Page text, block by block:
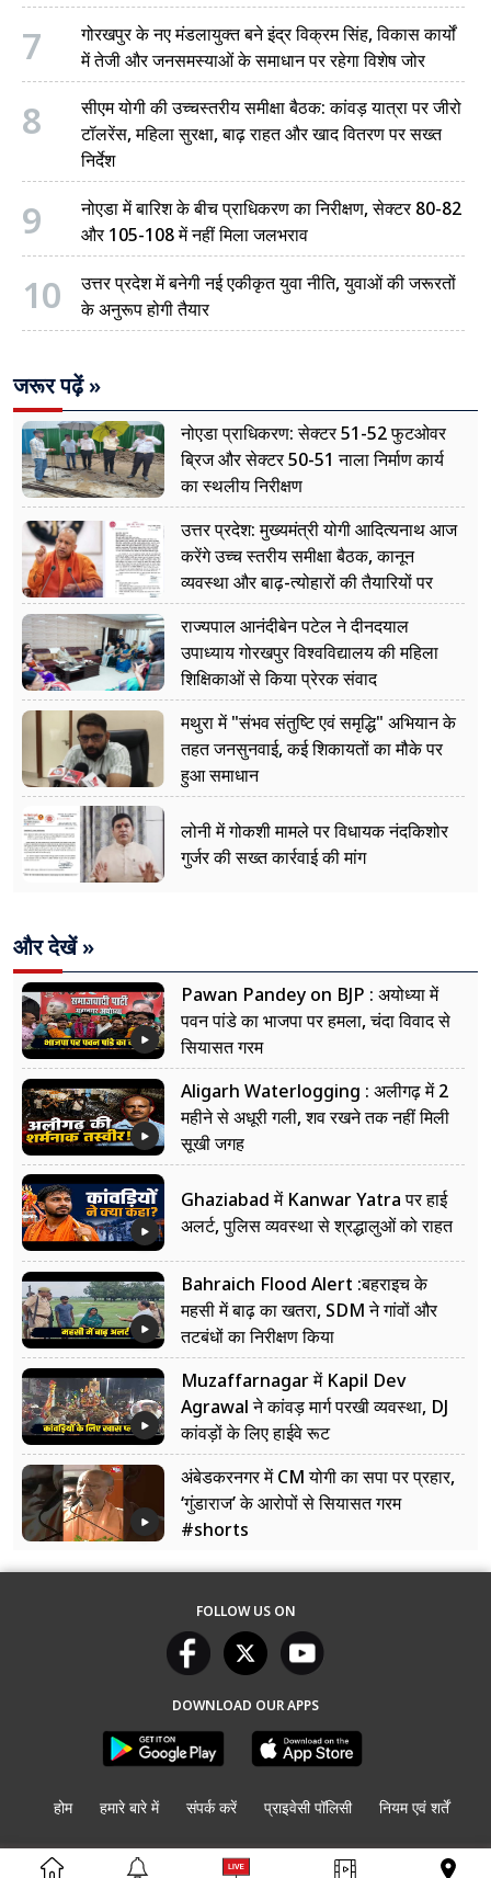
7
गोरखपुर के नए मंडलायुक्त बने इंद्र विक्रम सिंह, विकास कार्यों
में तेजी और जनसमस्याओं के समाधान पर रहेगा विशेष जोर
8
सीएम योगी की उच्चस्तरीय समीक्षा बैठक: कांवड़ यात्रा पर जीरो
टॉलरेंस, महिला सुरक्षा, बाढ़ राहत और खाद वितरण पर सख्त
निर्देश
9
नोएडा में बारिश के बीच प्राधिकरण का निरीक्षण, सेक्टर 80-82
और 105-108 में नहीं मिला जलभराव
10
उत्तर प्रदेश में बनेगी नई एकीकृत युवा नीति, युवाओं की जरूरतों
के अनुरूप होगी तैयार
जरूर पढ़ें »
नोएडा प्राधिकरण: सेक्टर 51-52 फुटओवर
ब्रिज और सेक्टर 50-51 नाला निर्माण कार्य
का स्थलीय निरीक्षण
उत्तर प्रदेश: मुख्यमंत्री योगी आदित्यनाथ आज
करेंगे उच्च स्तरीय समीक्षा बैठक, कानून
व्यवस्था और बाढ़-त्योहारों की तैयारियों पर
नजर
राज्यपाल आनंदीबेन पटेल ने दीनदयाल
उपाध्याय गोरखपुर विश्वविद्यालय की महिला
शिक्षिकाओं से किया प्रेरक संवाद
मथुरा में "संभव संतुष्टि एवं समृद्धि" अभियान के
तहत जनसुनवाई, कई शिकायतों का मौके पर
हुआ समाधान
लोनी में गोकशी मामले पर विधायक नंदकिशोर
गुर्जर की सख्त कार्रवाई की मांग
और देखें »
Pawan Pandey on BJP : अयोध्या में
पवन पांडे का भाजपा पर हमला, चंदा विवाद से
सियासत गरम
Aligarh Waterlogging : अलीगढ़ में 2
महीने से अधूरी गली, शव रखने तक नहीं मिली
सूखी जगह
Ghaziabad में Kanwar Yatra पर हाई
अलर्ट, पुलिस व्यवस्था से श्रद्धालुओं को राहत
Bahraich Flood Alert :बहराइच के
महसी में बाढ़ का खतरा, SDM ने गांवों और
तटबंधों का निरीक्षण किया
Muzaffarnagar में Kapil Dev
Agrawal ने कांवड़ मार्ग परखी व्यवस्था, DJ
कांवड़ों के लिए हाईवे रूट
अंबेडकरनगर में CM योगी का सपा पर प्रहार,
‘गुंडाराज’ के आरोपों से सियासत गरम
#shorts
FOLLOW US ON
DOWNLOAD OUR APPS
होम हमारे बारे में संपर्क करें प्राइवेसी पॉलिसी नियम एवं शर्तें